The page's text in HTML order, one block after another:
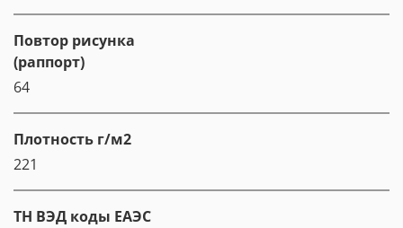
Повтор рисунка
(раппорт)
64
Плотность г/м2
221
ТН ВЭД коды ЕАЭС